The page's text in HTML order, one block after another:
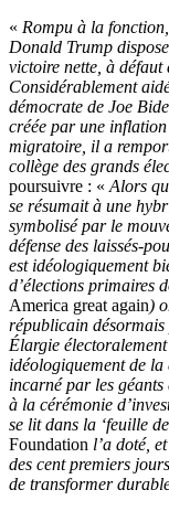
« Rompu à la
Donald Trump
victoire nette, à défaut
Considérablement
démocrate de Joe
créée par une
migratoire, il a
collège des grands
poursuivre : « Alors
se résumait à une
symbolisé par le
défense des laissés-
est idéologiquement
d’élections primaires
America great again)
républicain désormais
Élargie
idéologiquement de
incarné par les géants
à la cérémonie
se lit dans la ‘feuille
Foundation l’a doté,
des cent premiers
de transformer